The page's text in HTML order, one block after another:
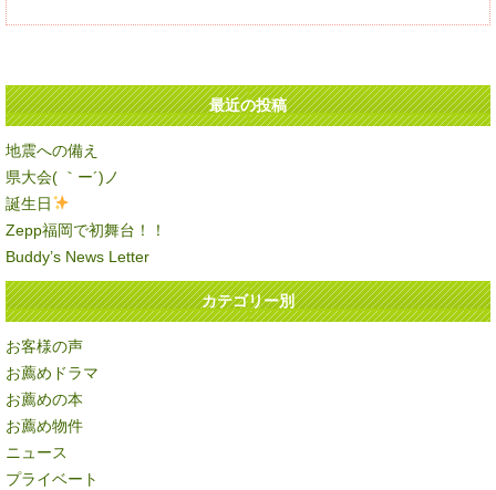
最近の投稿
地震への備え
県大会( ｀ー´)ノ
誕生日
Zepp福岡で初舞台！！
Buddy’s News Letter
カテゴリー別
お客様の声
お薦めドラマ
お薦めの本
お薦め物件
ニュース
プライベート